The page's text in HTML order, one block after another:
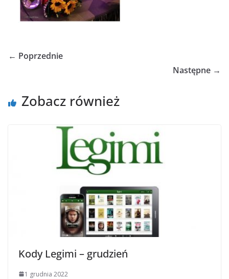
← Poprzednie
Następne →
Zobacz również
Kody Legimi – grudzień
1 grudnia 2022